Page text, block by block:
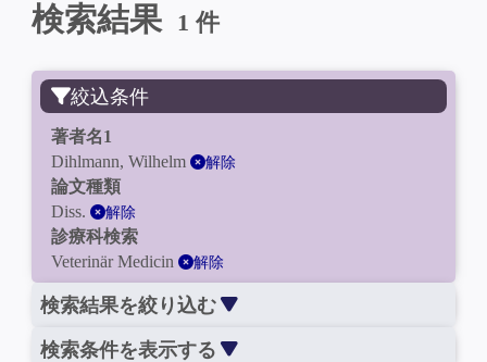
検索結果 1 件
絞込条件
著者名1
Dihlmann, Wilhelm
解除
論文種類
Diss.
解除
診療科検索
Veterinär Medicin
解除
検索結果を絞り込む
検索条件を表示する